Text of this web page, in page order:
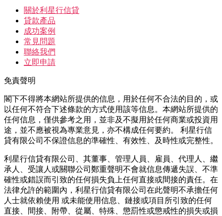
關於利星行信貸
貸款產品
成功案例
常見問題
聯絡我們
立即申請
免責聲明
閣下不得將本網站所提供的信息，用於任何不合法的目的，或
以任何不符合下述條款的方式使用該等信息。本網站所提供的
任何信息，僅供參考之用，並非及不擬用於任何商業或投資用
途，並不應被視為專業意見，亦不構成任何要約。 利星行信
貸有限公司不保證信息的準確性、有效性、及時性或完整性。
利星行信貸有限公司、其董事、管理人員、雇員、代理人、繼
承人、受讓人或關聯公司鄭重聲明不會就信息傳遞失誤、不準
確性或錯誤而引致的任何損失負上任何直接或間接的責任。在
法律允許的範圍內，利星行信貸有限公司在此聲明不承擔任何
人士就依賴使用 或未能使用信息、鏈接或項目所引致的任何
直接、間接、附帶、從屬、特殊、懲罰性或懲戒性的損失或損